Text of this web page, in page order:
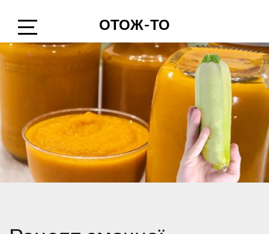
content
Open
Sidebar
ОТОЖ-ТО